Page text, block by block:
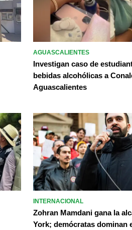
AGUASCALIENTES
Investigan caso de
bebidas alcohólicas a
Aguascalientes
INTERNACIONAL
Zohran Mamdani gana la
York; demócratas dominan